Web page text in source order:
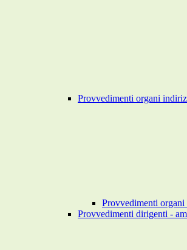
Provvedimenti organi
Provvedimenti
Provvedimenti dirigenti -